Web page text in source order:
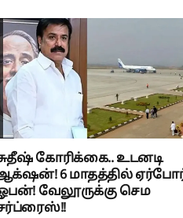
கோரிக்கை.. உடனடி
6 மாதத்தில்
வேலூருக்கு செம